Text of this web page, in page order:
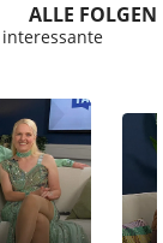
ALLE FOLGEN